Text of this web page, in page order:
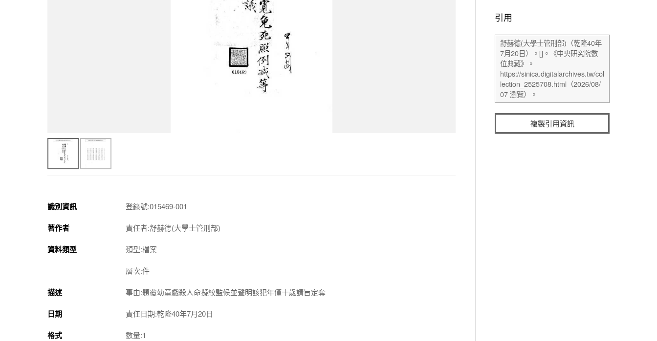
識別資訊 登錄號:015469-001
著作者 責任者:舒赫德(大學士管刑部)
資料類型 類型:檔案
層次:件
描述 事由:題覆幼童戲殺人命擬絞監候並聲明該犯年僅十歲請旨定奪
日期 責任日期:乾隆40年7月20日
格式 數量:1
引用
複製引用資訊